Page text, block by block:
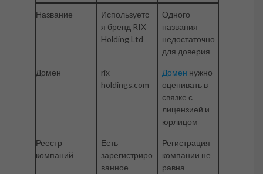
Название
Используетс
я бренд RIX
Holding Ltd
Одного
названия
недостаточно
для доверия
Домен
rix-
holdings.com
Домен нужно
оценивать в
связке с
лицензией и
юрлицом
Реестр
компаний
Есть
зарегистриро
ванное
Регистрация
компании не
равна